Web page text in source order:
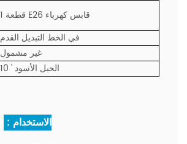
1 قطعة E26 قابس كهرباء
في الخط التبديل القدم
غير مشمول
10 ' الحبل الأسود
الاستخدام :